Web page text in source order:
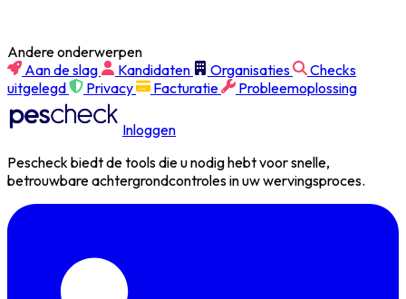
Andere onderwerpen
Aan de slag
Kandidaten Organisaties
Checks
uitgelegd
Privacy Facturatie Probleemoplossing
Inloggen
Pescheck biedt de tools die u nodig hebt voor snelle,
betrouwbare achtergrondcontroles in uw wervingsproces.